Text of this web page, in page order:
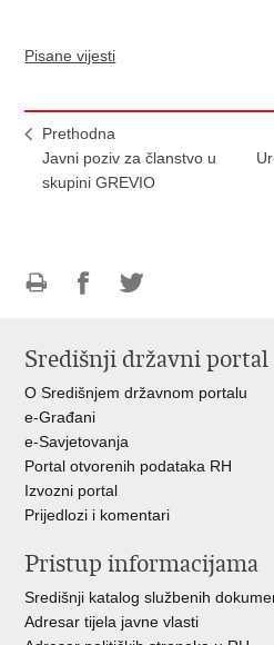
Pisane vijesti
Prethodna
Javni poziv za članstvo u
skupini GREVIO
FacebookuTwitteru
Središnji državni portal
O Središnjem državnom portalu
e-Građani
e-Savjetovanja
Portal otvorenih podataka RH
Izvozni portal
Prijedlozi i komentari
Pristup informacijama
Središnji katalog službenih
Adresar tijela javne vlasti